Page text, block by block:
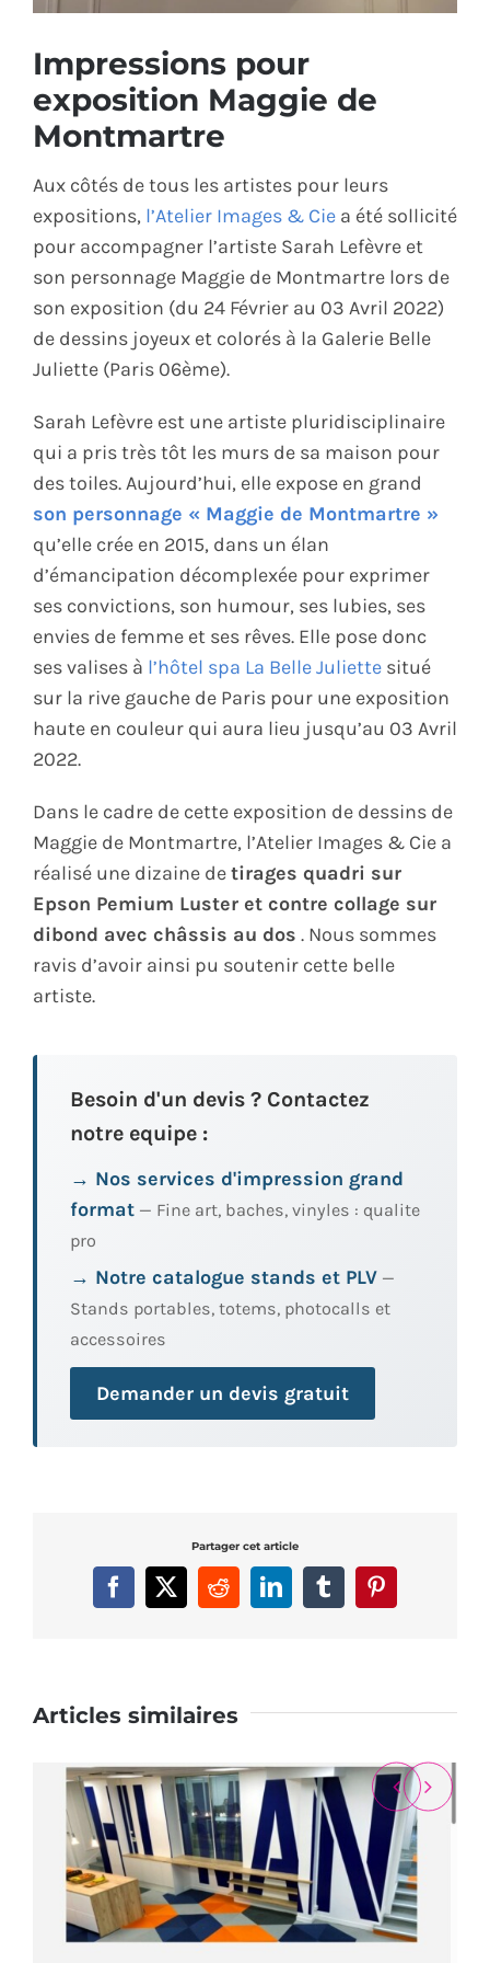
CONTACT
Impressions pour
exposition Maggie de
Montmartre
Aux côtés de tous les artistes pour leurs
expositions, l’Atelier Images & Cie a été sollicité
pour accompagner l’artiste Sarah Lefèvre et
son personnage Maggie de Montmartre lors de
son exposition (du 24 Février au 03 Avril 2022)
de dessins joyeux et colorés à la Galerie Belle
Juliette (Paris 06ème).
Sarah Lefèvre est une artiste pluridisciplinaire
qui a pris très tôt les murs de sa maison pour
des toiles. Aujourd’hui, elle expose en grand
son personnage « Maggie de Montmartre »
qu’elle crée en 2015, dans un élan
d’émancipation décomplexée pour exprimer
ses convictions, son humour, ses lubies, ses
envies de femme et ses rêves. Elle pose donc
ses valises à l’hôtel spa La Belle Juliette situé
sur la rive gauche de Paris pour une exposition
haute en couleur qui aura lieu jusqu’au 03 Avril
2022.
Dans le cadre de cette exposition de dessins de
Maggie de Montmartre, l’Atelier Images & Cie a
réalisé une dizaine detirages quadri sur
Epson Pemium Luster et contre collage sur
dibond avec châssis au dos . Nous sommes
ravis d’avoir ainsi pu soutenir cette belle
artiste.
Besoin d'un devis ? Contactez
notre equipe :
→ Nos services d'impression grand
format — Fine art, baches, vinyles : qualite
pro
→ Notre catalogue stands et PLV —
Stands portables, totems, photocalls et
accessoires
Demander un devis gratuit
Partager cet article
Facebook
X RedditLinkedInTumblrPinterest
Articles similaires